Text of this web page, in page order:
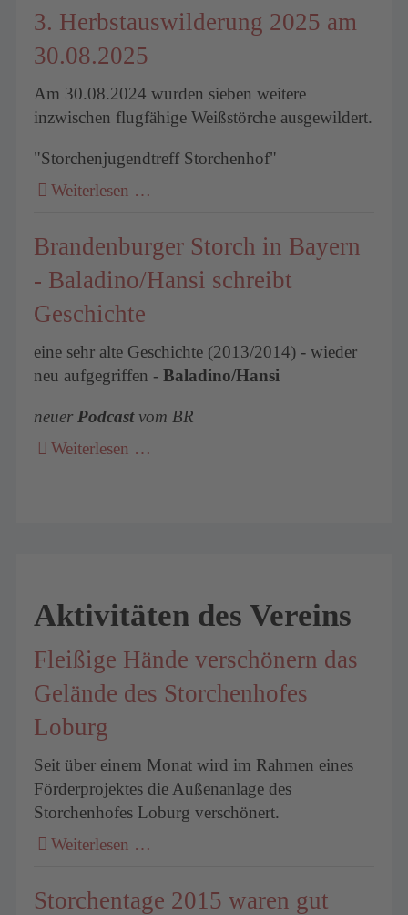
3. Herbstauswilderung 2025 am
30.08.2025
Am 30.08.2024 wurden sieben weitere
inzwischen flugfähige Weißstörche ausgewildert.
"Storchenjugendtreff Storchenhof"
Weiterlesen …
Brandenburger Storch in Bayern
- Baladino/Hansi schreibt
Geschichte
eine sehr alte Geschichte (2013/2014) - wieder
neu aufgegriffen -Baladino/Hansi
neuer Podcastvom BR
Weiterlesen …
Aktivitäten des Vereins
Fleißige Hände verschönern das
Gelände des Storchenhofes
Loburg
Seit über einem Monat wird im Rahmen eines
Förderprojektes die Außenanlage des
Storchenhofes Loburg verschönert.
Weiterlesen …
Storchentage 2015 waren gut